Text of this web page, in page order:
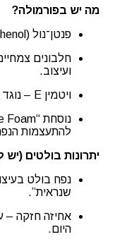
מה יש בפורמולה?
פנטן־נול (Panthenol) – לחות והגנה.
חלבונים
ועיצוב.
ויטמין E – נוגד חמצון והגנה.
להתעצמות
יתרונות בולטים
נפח בולט
שנראית”.
אחיזה חזקה –
היום.